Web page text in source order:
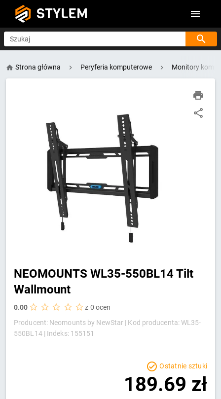
STYLEM
Szukaj
Strona główna Peryferia komputerowe Monitory
NEOMOUNTS WL35-550BL14 Tilt
Wallmount
0.00
z 0 ocen
Producent: Neomounts by NewStar | Kod producenta: WL35-
550BL14 | Indeks: 155151
Ostatnie sztuki
189.69 zł